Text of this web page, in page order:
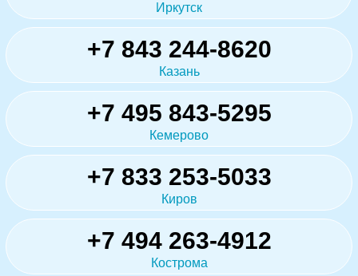
Иркутск
+7 843 244-8620
Казань
+7 495 843-5295
Кемерово
+7 833 253-5033
Киров
+7 494 263-4912
Кострома